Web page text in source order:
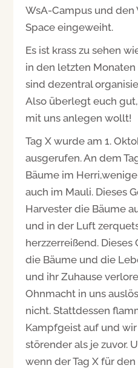
WsA-Campus und den
Space eingeweiht.
Es ist krass zu sehen
in den letzten
sind dezentral
Also überlegt euch
mit uns anlegen wollt!
Tag X wurde am 1.
ausgerufen. An dem
Bäume im
auch im Mauli. Dieses
Harvester die Bäume
und in der Luft
herzzerreißend. Dieses
die Bäume und die
und ihr Zuhause
Ohnmacht in uns
nicht. Stattdessen
Kampfgeist auf und
störender als je zuvor.
wenn der Tag X für